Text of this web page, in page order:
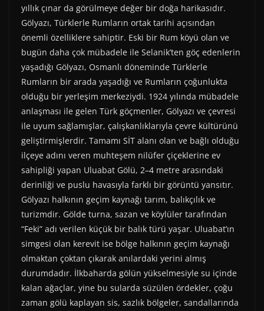
yıllık çınar da görülmeye değer bir doğa harikasıdır.
Gölyazı, Türklerle Rumların ortak tarihi açısından
önemli özelliklere sahiptir. Eski bir Rum köyü olan ve
bugün daha çok mübadele ile Selanik’ten göç edenlerin
yaşadığı Gölyazı, Osmanlı döneminde Türklerle
Rumların bir arada yaşadığı ve Rumların çoğunlukta
olduğu bir yerleşim merkeziydi. 1924 yılında mübadele
anlaşması ile gelen Türk göçmenler, Gölyazı ve çevresi
ile uyum sağlamışlar, çalışkanlıklarıyla çevre kültürünü
geliştirmişlerdir. Tamamı SİT alanı olan ve bağlı olduğu
ilçeye adını veren muhteşem nilüfer çiçeklerine ev
sahipliği yapan Uluabat Gölü, 2–4 metre arasındaki
derinliği ve puslu havasıyla farklı bir görüntü yansıtır.
Gölyazı halkının geçim kaynağı tarım, balıkçılık ve
turizmdir. Gölde turna, sazan ve köylüler tarafından
“Feki” adı verilen küçük bir balık türü yaşar. Uluabat’ın
simgesi olan kerevit ise bölge halkının geçim kaynağı
olmaktan çoktan çıkarak anılardaki yerini almış
durumdadır. İlkbaharda gölün yükselmesiyle su içinde
kalan ağaçlar, yine bu sularda süzülen ördekler, çoğu
zaman gölü kaplayan sis, sazlık bölgeler, sandallarında